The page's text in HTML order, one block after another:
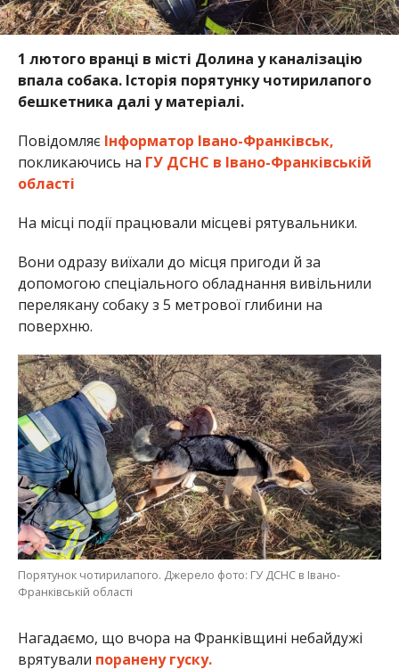
1 лютого вранці в місті Долина у каналізацію
впала собака. Історія порятунку чотирилапого
бешкетника далі у матеріалі.
ПовідомляєІнформатор Івано-Франківськ,
покликаючись на ГУ ДСНС в Івано-Франківській
області
На місці події працювали місцеві рятувальники.
Вони одразу виїхали до місця пригоди й за
допомогою спеціального обладнання вивільнили
перелякану собаку з 5 метрової глибини на
поверхню.
Порятунок чотирилапого. Джерело фото: ГУ ДСНС в Івано-
Франківській області
Нагадаємо, що вчора на Франківщині небайдужі
врятували поранену гуску.